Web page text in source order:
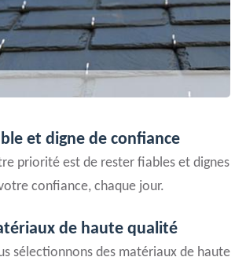
et digne de confiance
priorité est de rester fiables et dignes
confiance, chaque jour.
de haute qualité
sélectionnons des matériaux de haute